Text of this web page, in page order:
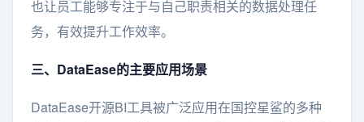
也让员工能够专注于与自己职责相关的数据处理任
务，有效提升工作效率。
三、DataEase的主要应用场景
DataEase开源BI工具被广泛应用在国控星鲨的多种